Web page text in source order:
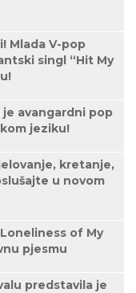
Mlada V-pop
singl “Hit My
je avangardni pop
jeziku!
kretanje,
u novom
of My
pjesmu
predstavila je